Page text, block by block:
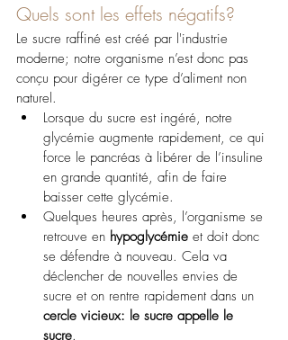
Quels sont les effets négatifs?
Le sucre raffiné est créé par l'industrie
moderne; notre organisme n’est donc pas
conçu pour digérer ce type d’aliment non
naturel.
Lorsque du sucre est ingéré, notre
glycémie augmente rapidement, ce qui
force le pancréas à libérer de l’insuline
en grande quantité, afin de faire
baisser cette glycémie.
Quelques heures après, l’organisme se
retrouve en hypoglycémie et doit donc
se défendre à nouveau. Cela va
déclencher de nouvelles envies de
sucre et on rentre rapidement dans un
cercle vicieux: le sucre appelle le
sucre.